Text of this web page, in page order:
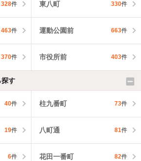
328件 東八町 330件
463件 運動公園前 663件
370件 市役所前 403件
す
40件 柱九番町 73件
19件 八町通 81件
6件 花田一番町 82件